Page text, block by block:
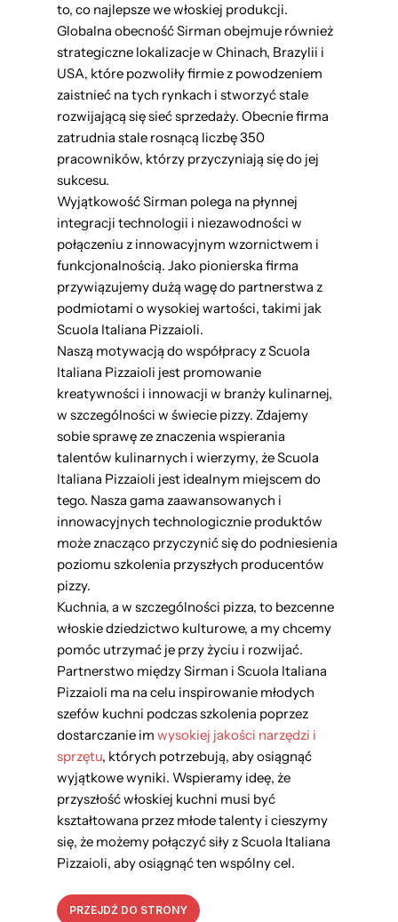
to, co najlepsze we włoskiej produkcji.
Globalna obecność Sirman obejmuje również
strategiczne lokalizacje w Chinach, Brazylii i
USA, które pozwoliły firmie z powodzeniem
zaistnieć na tych rynkach i stworzyć stale
rozwijającą się sieć sprzedaży. Obecnie firma
zatrudnia stale rosnącą liczbę 350
pracowników, którzy przyczyniają się do jej
sukcesu.
Wyjątkowość Sirman polega na płynnej
integracji technologii i niezawodności w
połączeniu z innowacyjnym wzornictwem i
funkcjonalnością. Jako pionierska firma
przywiązujemy dużą wagę do partnerstwa z
podmiotami o wysokiej wartości, takimi jak
Scuola Italiana Pizzaioli.
Naszą motywacją do współpracy z Scuola
Italiana Pizzaioli jest promowanie
kreatywności i innowacji w branży kulinarnej,
w szczególności w świecie pizzy. Zdajemy
sobie sprawę ze znaczenia wspierania
talentów kulinarnych i wierzymy, że Scuola
Italiana Pizzaioli jest idealnym miejscem do
tego. Nasza gama zaawansowanych i
innowacyjnych technologicznie produktów
może znacząco przyczynić się do podniesienia
poziomu szkolenia przyszłych producentów
pizzy.
Kuchnia, a w szczególności pizza, to bezcenne
włoskie dziedzictwo kulturowe, a my chcemy
pomóc utrzymać je przy życiu i rozwijać.
Partnerstwo między Sirman i Scuola Italiana
Pizzaioli ma na celu inspirowanie młodych
szefów kuchni podczas szkolenia poprzez
dostarczanie im wysokiej jakości narzędzi i
sprzętu, których potrzebują, aby osiągnąć
wyjątkowe wyniki. Wspieramy ideę, że
przyszłość włoskiej kuchni musi być
kształtowana przez młode talenty i cieszymy
się, że możemy połączyć siły z Scuola Italiana
Pizzaioli, aby osiągnąć ten wspólny cel.
PRZEJDŹ DO STRONY